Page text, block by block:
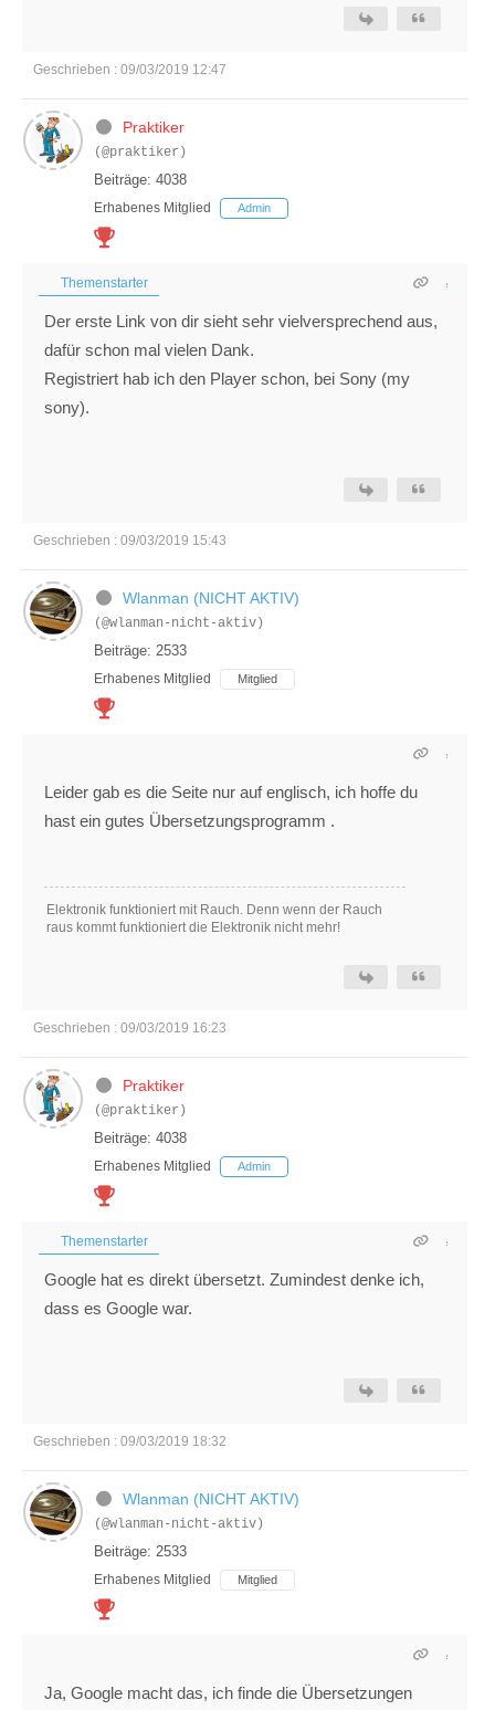
Geschrieben : 09/03/2019 12:47
Praktiker
(@praktiker)
Beiträge: 4038
Erhabenes Mitglied Admin
Themenstarter
Der erste Link von dir sieht sehr vielversprechend aus,
dafür schon mal vielen Dank.
Registriert hab ich den Player schon, bei Sony (my
sony).
Geschrieben : 09/03/2019 15:43
Wlanman (NICHT AKTIV)
(@wlanman-nicht-aktiv)
Beiträge: 2533
Erhabenes Mitglied Mitglied
Leider gab es die Seite nur auf englisch, ich hoffe du
hast ein gutes Übersetzungsprogramm .
Elektronik funktioniert mit Rauch. Denn wenn der Rauch
raus kommt funktioniert die Elektronik nicht mehr!
Geschrieben : 09/03/2019 16:23
Praktiker
(@praktiker)
Beiträge: 4038
Erhabenes Mitglied Admin
Themenstarter
Google hat es direkt übersetzt. Zumindest denke ich,
dass es Google war.
Geschrieben : 09/03/2019 18:32
Wlanman (NICHT AKTIV)
(@wlanman-nicht-aktiv)
Beiträge: 2533
Erhabenes Mitglied Mitglied
Ja, Google macht das, ich finde die Übersetzungen